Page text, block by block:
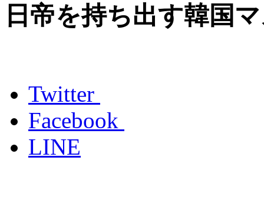
日帝を持ち出す韓国
Twitter
Facebook
LINE